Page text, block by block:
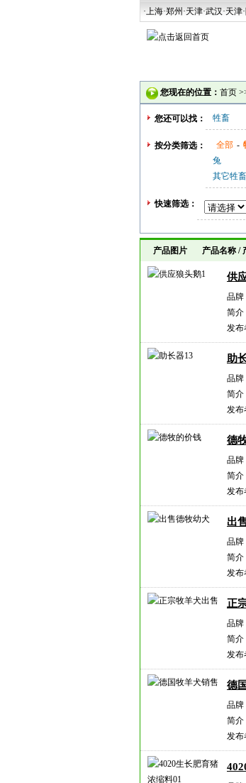
·上海·郑州 ·天津·武汉·天津
您现在的位置： 首页
您还可以找： 牲畜
按分类筛选： 全部 -
兔
其它牲畜
快速筛选：
产品图片 产品名称 / 产
供
品牌
简介
发布
助
品牌
简介
发布
德
品牌
简介
发布
出
品牌
简介
发布
正
品牌
简介
发布
德
品牌
简介
发布